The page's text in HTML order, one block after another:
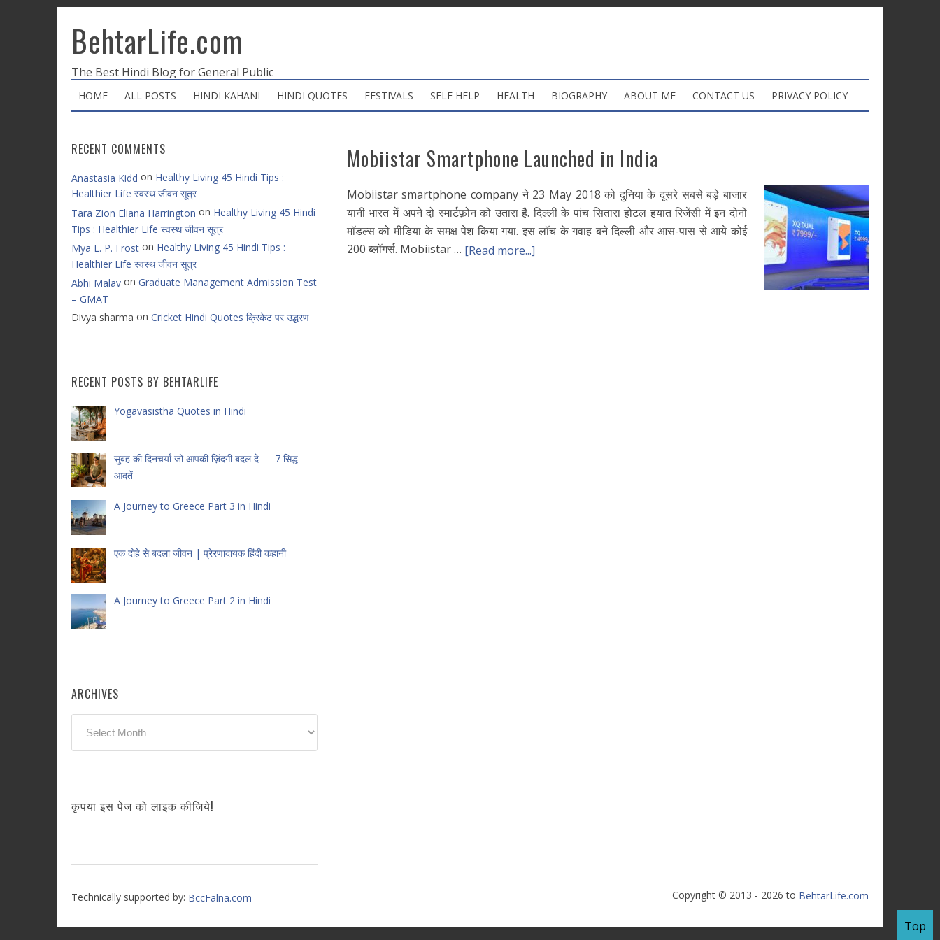
BehtarLife.com
The Best Hindi Blog for General Public
HOME ALL POSTS HINDI KAHANI HINDI QUOTES FESTIVALS SELF HELP HEALTH BIOGRAPHY ABOUT ME CONTACT US PRIVACY POLICY
Mobiistar Smartphone Launched in India
Mobiistar smartphone company ने 23 May 2018 को दुनिया के दूसरे सबसे बड़े बाजार
यानी भारत में अपने दो स्मार्टफ़ोन को उतारा है. दिल्ली के पांच सितारा होटल हयात रिजेंसी में इन दोनों
मॉडल्स को मीडिया के समक्ष पेश किया गया. इस लॉच के गवाह बने दिल्ली और आस-पास से आये कोई
200 ब्लॉगर्स. Mobiistar … [Read more...]
RECENT COMMENTS
Anastasia Kidd on Healthy Living 45 Hindi Tips :
Healthier Life स्वस्थ जीवन सूत्र
Tara Zion Eliana Harrington on Healthy Living 45 Hindi
Tips : Healthier Life स्वस्थ जीवन सूत्र
Mya L. P. Frost on Healthy Living 45 Hindi Tips :
Healthier Life स्वस्थ जीवन सूत्र
Abhi Malav on Graduate Management Admission Test
– GMAT
Divya sharma on Cricket Hindi Quotes क्रिकेट पर उद्धरण
RECENT POSTS BY BEHTARLIFE
Yogavasistha Quotes in Hindi
सुबह की दिनचर्या जो आपकी ज़िंदगी बदल दे — 7 सिद्ध
आदतें
A Journey to Greece Part 3 in Hindi
एक दोहे से बदला जीवन | प्रेरणादायक हिंदी कहानी
A Journey to Greece Part 2 in Hindi
ARCHIVES
कृपया इस पेज को लाइक कीजिये!
Technically supported by: BccFalna.com Copyright © 2013 - 2026 to BehtarLife.com
Top